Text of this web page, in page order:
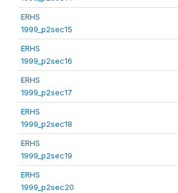
ERHS
1999_p2sec15
ERHS
1999_p2sec16
ERHS
1999_p2sec17
ERHS
1999_p2sec18
ERHS
1999_p2sec19
ERHS
1999_p2sec20